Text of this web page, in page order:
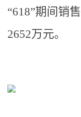
“618”期间销
2652万元。